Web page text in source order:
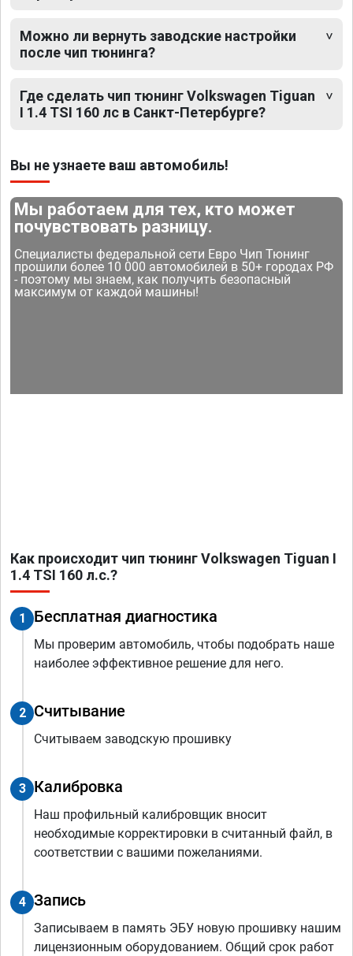
Можно ли вернуть заводские настройки
после чип тюнинга?
Где сделать чип тюнинг Volkswagen Tiguan
I 1.4 TSI 160 лс в Санкт-Петербурге?
Вы не узнаете ваш автомобиль!
Мы работаем для тех, кто может
почувствовать разницу.
Специалисты федеральной сети Евро Чип Тюнинг
прошили более 10 000 автомобилей в 50+ городах РФ
- поэтому мы знаем, как получить безопасный
максимум от каждой машины!
Как происходит чип тюнинг Volkswagen Tiguan I
1.4 TSI 160 л.с.?
1 Бесплатная диагностика
Мы проверим автомобиль, чтобы подобрать наше
наиболее эффективное решение для него.
2 Считывание
Считываем заводскую прошивку
3 Калибровка
Наш профильный калибровщик вносит
необходимые корректировки в считанный файл, в
соответствии с вашими пожеланиями.
4 Запись
Записываем в память ЭБУ новую прошивку нашим
лицензионным оборудованием. Общий срок работ